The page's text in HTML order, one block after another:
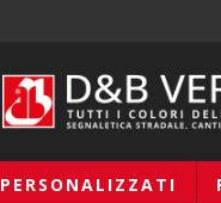
PERSONALIZZATI